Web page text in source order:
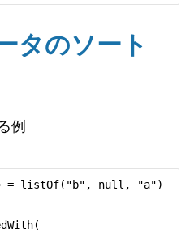
タのソート
例
= listOf("b", null, "a")